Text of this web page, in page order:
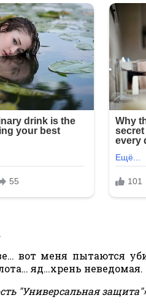
вот меня пытаются
яд…хрень неведомая.
"Универсальная